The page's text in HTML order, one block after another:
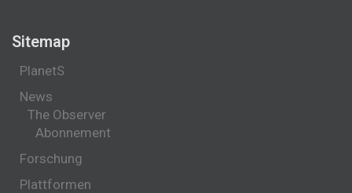
Sitemap
PlanetS
News
The Observer
Abonnement
Forschung
Plattformen